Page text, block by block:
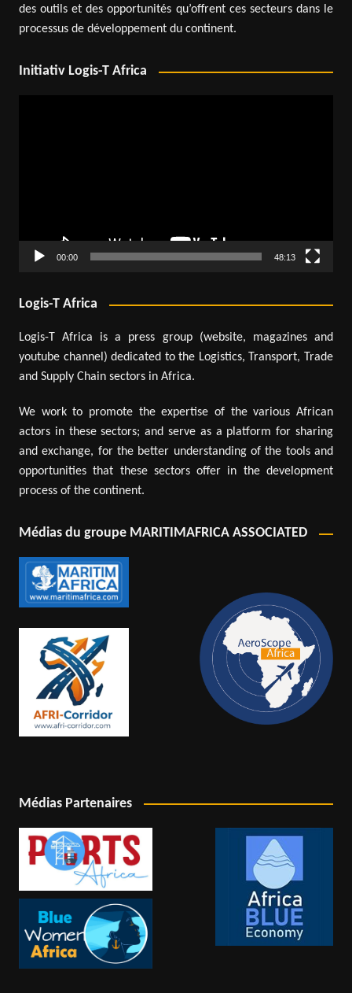
des outils et des opportunités qu’offrent ces secteurs dans le
processus de développement du continent.
Initiativ Logis-T Africa
00:00 48:13
Logis-T Africa
Logis-T Africa is a press group (website, magazines and
youtube channel) dedicated to the Logistics, Transport, Trade
and Supply Chain sectors in Africa.
We work to promote the expertise of the various African
actors in these sectors; and serve as a platform for sharing
and exchange, for the better understanding of the tools and
opportunities that these sectors offer in the development
process of the continent.
Médias du groupe MARITIMAFRICA ASSOCIATED
Médias Partenaires